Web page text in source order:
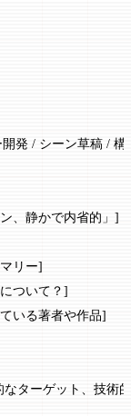
発 / シーン草稿 /
、静かで内省的」]
リー]
ついて？]
いる著者や作品]
ターゲット、技術